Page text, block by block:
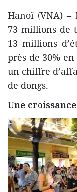
Hanoï (VNA) –
73 millions de
13 millions
près de 30%
un chiffre
de dongs.
Une